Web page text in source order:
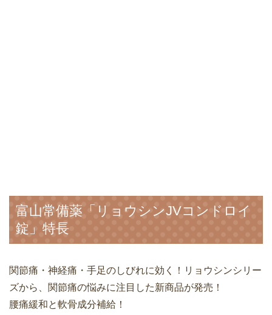
富山常備薬「リョウシンJVコンドロイ
錠」特長
関節痛・神経痛・手足のしびれに効く！リョウシンシリー
ズから、関節痛の悩みに注目した新商品が発売！
腰痛緩和と軟骨成分補給！